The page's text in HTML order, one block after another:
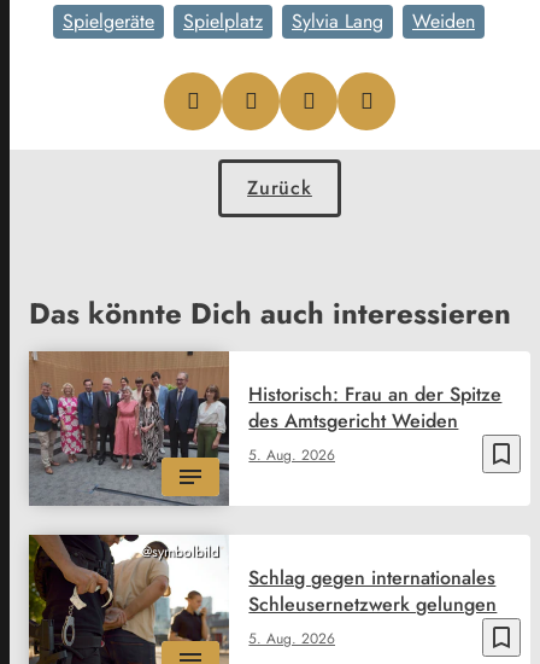
Spielgeräte
Spielplatz Sylvia Lang Weiden
Zurück
Das könnte Dich auch interessieren
bookmark_border
5. Aug. 2026
Historisch: Frau an der Spitze
des Amtsgericht Weiden
@symbolbild
bookmark_border
5. Aug. 2026
Schlag gegen internationales
Schleusernetzwerk gelungen